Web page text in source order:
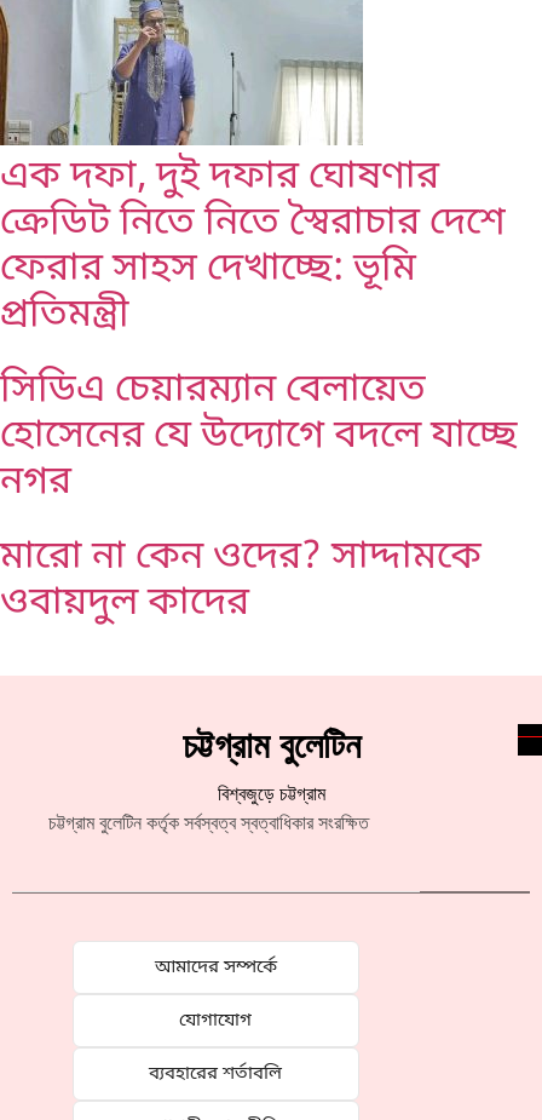
এক দফা, দুই দফার ঘোষণার
ক্রেডিট নিতে নিতে স্বৈরাচার দেশে
ফেরার সাহস দেখাচ্ছে: ভূমি
প্রতিমন্ত্রী
সিডিএ চেয়ারম্যান বেলায়েত
হোসেনের যে উদ্যোগে বদলে যাচ্ছে
নগর
মারো না কেন ওদের? সাদ্দামকে
ওবায়দুল কাদের
চট্টগ্রাম বুলেটিন
বিশ্বজুড়ে চট্টগ্রাম
চট্টগ্রাম বুলেটিন কর্তৃক সর্বস্বত্ব স্বত্বাধিকার সংরক্ষিত
আমাদের সম্পর্কে
যোগাযোগ
ব্যবহারের শর্তাবলি